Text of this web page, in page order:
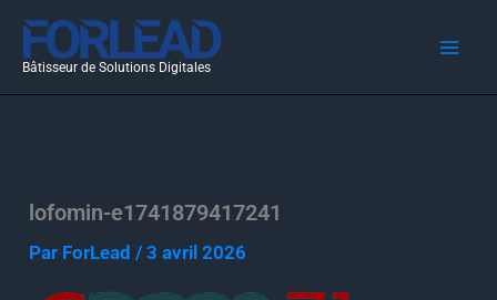
Aller
contenu
Bâtisseur de Solutions Digitales
lofomin-e1741879417241
Par ForLead/3 avril 2026